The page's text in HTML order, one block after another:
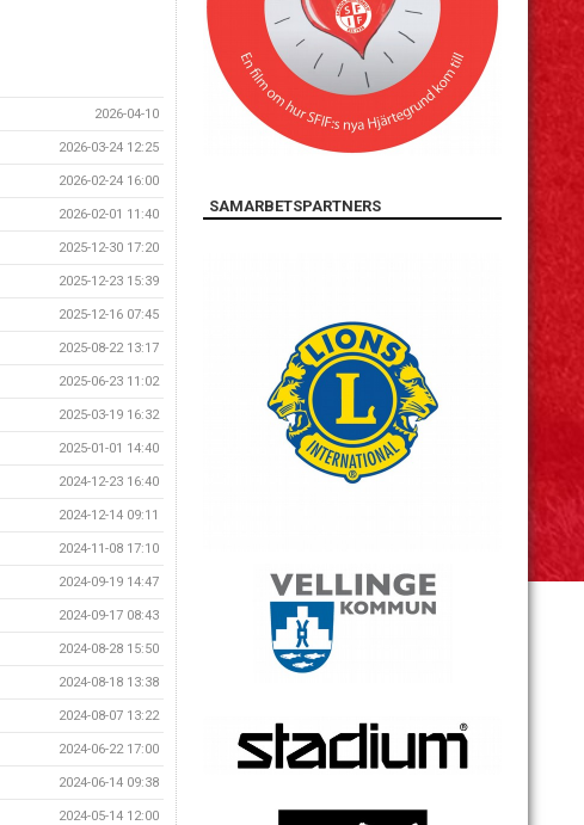
2026-04-10
2026-03-24 12:25
2026-02-24 16:00
2026-02-01 11:40
2025-12-30 17:20
2025-12-23 15:39
2025-12-16 07:45
2025-08-22 13:17
2025-06-23 11:02
2025-03-19 16:32
2025-01-01 14:40
2024-12-23 16:40
2024-12-14 09:11
2024-11-08 17:10
2024-09-19 14:47
2024-09-17 08:43
2024-08-28 15:50
2024-08-18 13:38
2024-08-07 13:22
2024-06-22 17:00
2024-06-14 09:38
2024-05-14 12:00
SAMARBETSPARTNERS